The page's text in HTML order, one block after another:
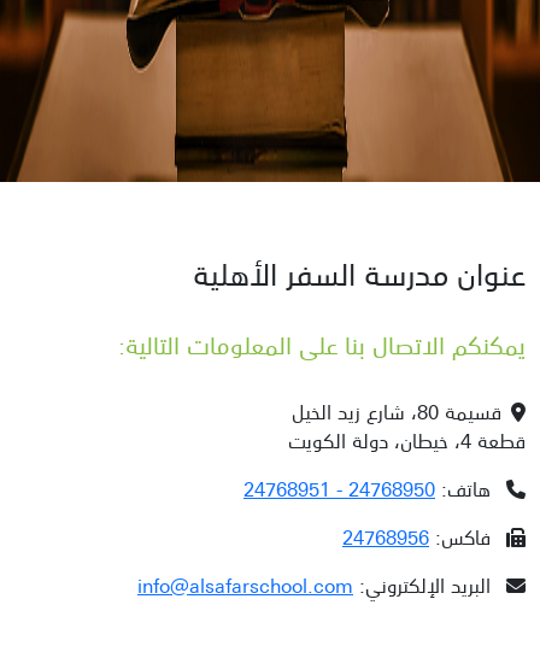
الرئيسية اتصل بنا
عنوان مدرسة السفر الأهلية
يمكنكم الاتصال بنا على المعلومات التالية:
قسيمة 80، شارع زيد الخيل
قطعة 4، خيطان، دولة الكويت
هاتف: 24768950 - 24768951
فاكس: 24768956
البريد الإلكتروني: info@alsafarschool.com